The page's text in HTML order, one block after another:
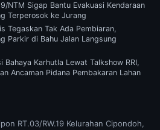
NTM Sigap Bantu Evakuasi Kendaraan
Terperosok ke Jurang
Tegaskan Tak Ada Pembiaran,
Parkir di Bahu Jalan Langsung
Bahaya Karhutla Lewat Talkshow RRI,
Ancaman Pidana Pembakaran Lahan
RT.03/RW.19 Kelurahan Cipondoh,